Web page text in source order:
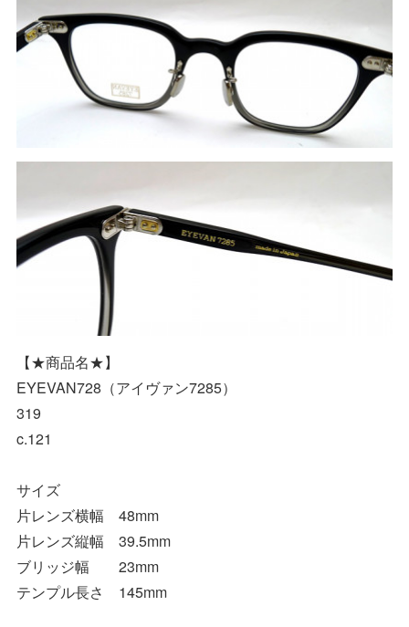
【★商品名★】
EYEVAN728（アイヴァン7285）
319
c.121
サイズ
片レンズ横幅 48mm
片レンズ縦幅 39.5mm
ブリッジ幅 23mm
テンプル長さ 145mm